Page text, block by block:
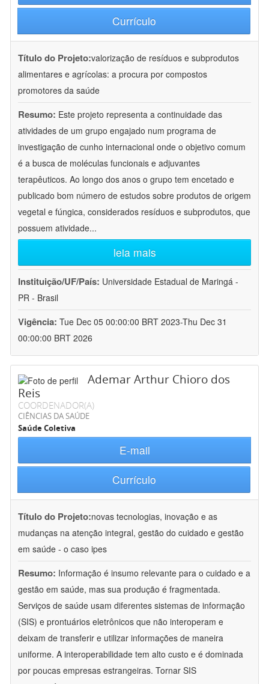
Currículo
Título do Projeto:valorização de resíduos e subprodutos
alimentares e agrícolas: a procura por compostos
promotores da saúde
Resumo: Este projeto representa a continuidade das
atividades de um grupo engajado num programa de
investigação de cunho internacional onde o objetivo comum
é a busca de moléculas funcionais e adjuvantes
terapêuticos. Ao longo dos anos o grupo tem encetado e
publicado bom número de estudos sobre produtos de origem
vegetal e fúngica, considerados resíduos e subprodutos, que
possuem atividade...
leia mais
Instituição/UF/País: Universidade Estadual de Maringá -
PR - Brasil
Vigência: Tue Dec 05 00:00:00 BRT 2023-Thu Dec 31
00:00:00 BRT 2026
Ademar Arthur Chioro dos
Reis
COORDENADOR(A)
CIÊNCIAS DA SAÚDE
Saúde Coletiva
E-mail
Currículo
Título do Projeto:novas tecnologias, inovação e as
mudanças na atenção integral, gestão do cuidado e gestão
em saúde - o caso ipes
Resumo: Informação é insumo relevante para o cuidado e a
gestão em saúde, mas sua produção é fragmentada.
Serviços de saúde usam diferentes sistemas de informação
(SIS) e prontuários eletrônicos que não interoperam e
deixam de transferir e utilizar informações de maneira
uniforme. A interoperabilidade tem alto custo e é dominada
por poucas empresas estrangeiras. Tornar SIS